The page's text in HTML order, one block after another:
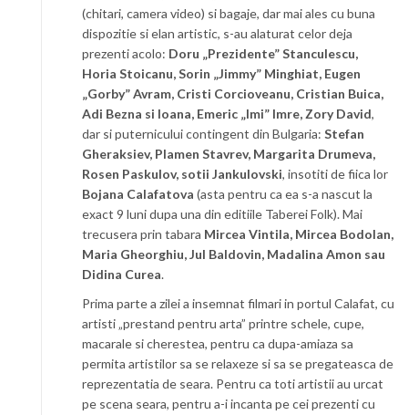
(chitari, camera video) si bagaje, dar mai ales cu buna
dispozitie si elan artistic, s-au alaturat celor deja
prezenti acolo: Doru „Prezidente” Stanculescu,
Horia Stoicanu, Sorin „Jimmy” Minghiat, Eugen
„Gorby” Avram, Cristi Corcioveanu, Cristian Buica,
Adi Bezna si Ioana, Emeric „Imi” Imre, Zory David,
dar si puternicului contingent din Bulgaria: Stefan
Gheraksiev, Plamen Stavrev, Margarita Drumeva,
Rosen Paskulov, sotii Jankulovski, insotiti de fiica lor
Bojana Calafatova (asta pentru ca ea s-a nascut la
exact 9 luni dupa una din editiile Taberei Folk). Mai
trecusera prin tabara Mircea Vintila, Mircea Bodolan,
Maria Gheorghiu, Jul Baldovin, Madalina Amon sau
Didina Curea.
Prima parte a zilei a insemnat filmari in portul Calafat, cu
artisti „prestand pentru arta” printre schele, cupe,
macarale si cherestea, pentru ca dupa-amiaza sa
permita artistilor sa se relaxeze si sa se pregateasca de
reprezentatia de seara. Pentru ca toti artistii au urcat
pe scena seara, pentru a-i incanta pe cei prezenti cu